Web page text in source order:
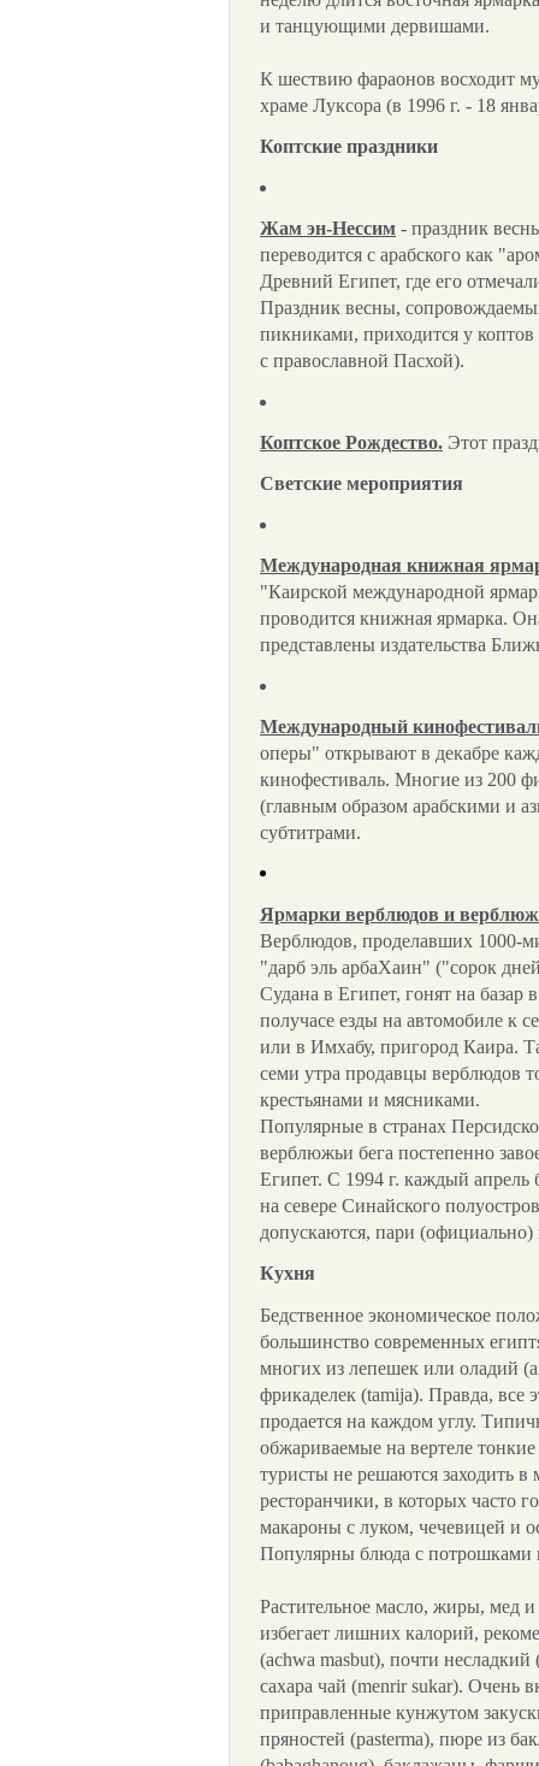
и танцующими дервишами.
К шествию фараонов восходит
храме Луксора (в 1996 г. - 18
Коптские праздники
Жам эн-Нессим - праздник
переводится с арабского как
Древний Египет, где его
Праздник весны,
пикниками, приходится у
с православной Пасхой).
Коптское Рождество. Этот
Светские мероприятия
Международная книжная
"Каирской международной
проводится книжная ярмарка.
представлены издательства
Международный
оперы" открывают в декабре
кинофестиваль. Многие из 200
(главным образом арабскими и
субтитрами.
Ярмарки верблюдов и
Верблюдов, проделавших 1000-
"дарб эль арбаХаин" ("сорок
Судана в Египет, гонят на базар
получасе езды на автомобиле к
или в Имхабу, пригород Каира.
семи утра продавцы верблюдов
крестьянами и мясниками.
Популярные в странах
верблюжьи бега постепенно
Египет. С 1994 г. каждый апрель
на севере Синайского
допускаются, пари
Кухня
Бедственное экономическое
большинство современных
многих из лепешек или оладий
фрикаделек (tamija). Правда, все
продается на каждом углу.
обжариваемые на вертеле
туристы не решаются заходить
ресторанчики, в которых часто
макароны с луком, чечевицей и
Популярны блюда с потрошками
Растительное масло, жиры, мед
избегает лишних калорий,
(achwa masbut), почти
сахара чай (menrir sukar). Очень
приправленные кунжутом
пряностей (pasterma), пюре из